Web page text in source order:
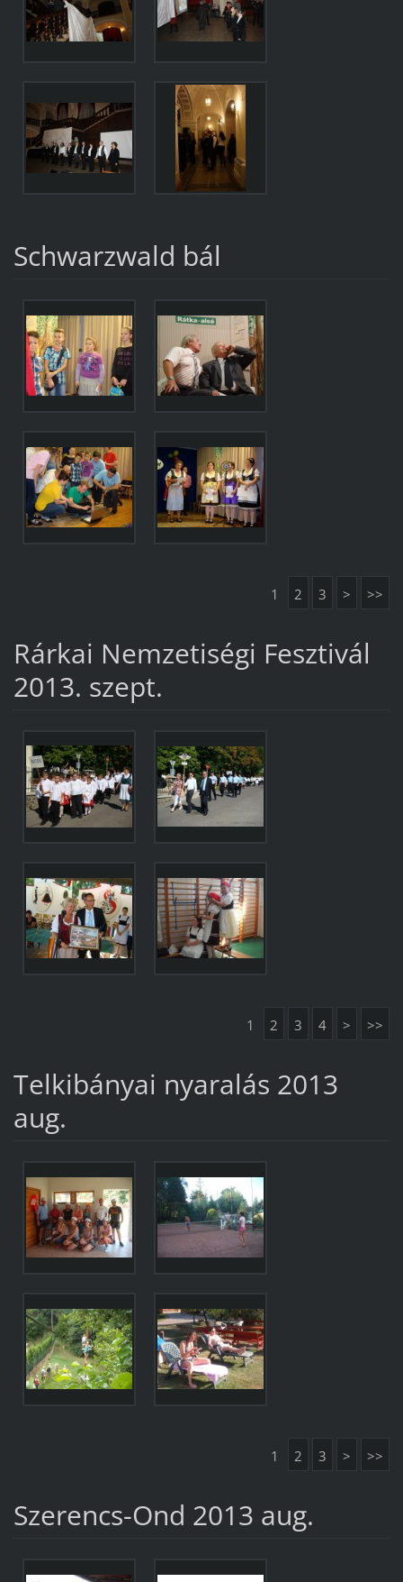
Schwarzwald bál
1 2 3 > >>
Rárkai Nemzetiségi Fesztivál
2013. szept.
1 2 3 4 > >>
Telkibányai nyaralás 2013
aug.
1 2 3 > >>
Szerencs-Ond 2013 aug.